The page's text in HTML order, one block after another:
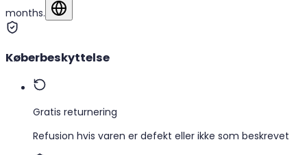
months.
Køberbeskyttelse
Gratis returnering
Refusion hvis varen er defekt eller ikke som beskrevet